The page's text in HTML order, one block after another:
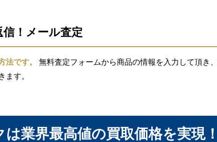
！メール査定
法です。
無料査定フォームから商品の情報を入力して頂き
ます。
は業界最高値の買取価格を実現！